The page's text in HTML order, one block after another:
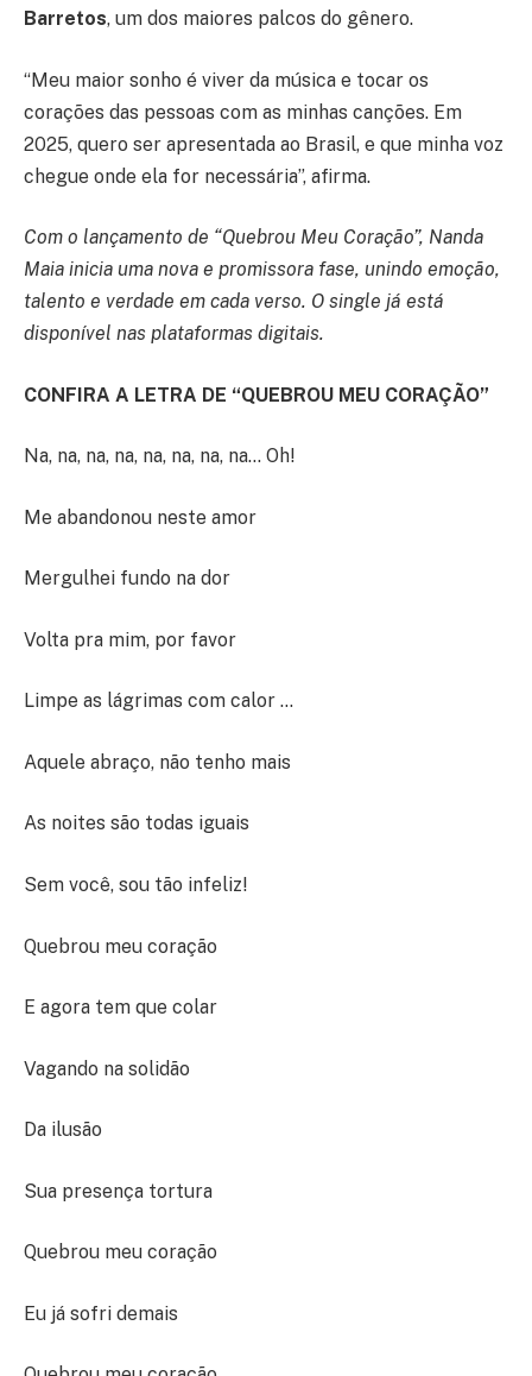
Barretos, um dos maiores palcos do gênero.
“Meu maior sonho é viver da música e tocar os
corações das pessoas com as minhas canções. Em
2025, quero ser apresentada ao Brasil, e que minha voz
chegue onde ela for necessária”, afirma.
Com o lançamento de “Quebrou Meu Coração”, Nanda
Maia inicia uma nova e promissora fase, unindo emoção,
talento e verdade em cada verso. O single já está
disponível nas plataformas digitais.
CONFIRA A LETRA DE “QUEBROU MEU CORAÇÃO”
Na, na, na, na, na, na, na, na… Oh!
Me abandonou neste amor
Mergulhei fundo na dor
Volta pra mim, por favor
Limpe as lágrimas com calor …
Aquele abraço, não tenho mais
As noites são todas iguais
Sem você, sou tão infeliz!
Quebrou meu coração
E agora tem que colar
Vagando na solidão
Da ilusão
Sua presença tortura
Quebrou meu coração
Eu já sofri demais